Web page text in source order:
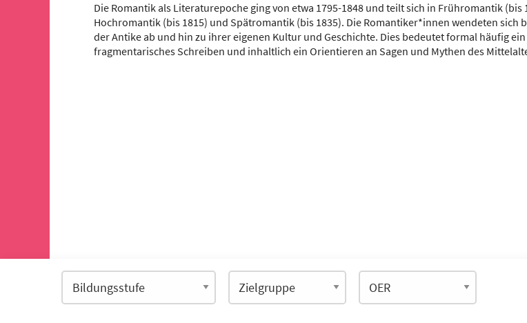
Die Romantik als Literaturepoche ging von etwa 1795-1848 und teilt sich in Frühromantik (bis
Hochromantik (bis 1815) und Spätromantik (bis 1835). Die Romantiker*innen wendeten sich
der Antike ab und hin zu ihrer eigenen Kultur und Geschichte. Dies bedeutet formal häufig ein
fragmentarisches Schreiben und inhaltlich ein Orientieren an Sagen und Mythen des